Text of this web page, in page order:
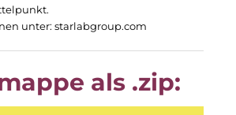
unter: starlabgroup.com
als .zip: